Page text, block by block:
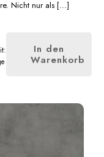
Nicht nur als […]
In den
Warenkorb